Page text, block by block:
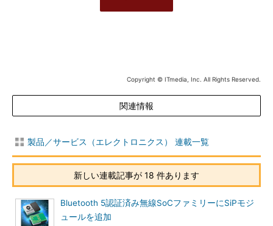
Copyright © ITmedia, Inc. All Rights Reserved.
関連情報
製品／サービス（エレクトロニクス） 連載一覧
新しい連載記事が 18 件あります
Bluetooth 5認証済み無線SoCファミリーにSiPモジ
ュールを追加